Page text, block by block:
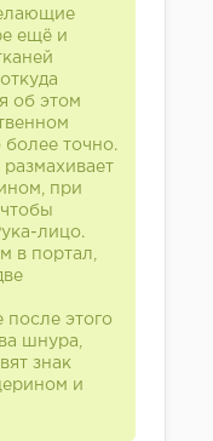
ещё и
об этом
более точно.
размахивает
при
лицо.
в портал,
после этого
шнура,
знак
и